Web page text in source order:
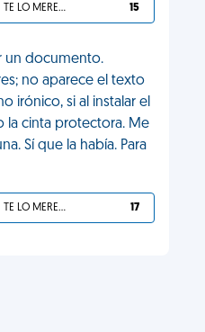
TE LO MERECES 15
un documento.
no aparece el texto
irónico, si al instalar el
la cinta protectora. Me
Sí que la había. Para
TE LO MERECES 17